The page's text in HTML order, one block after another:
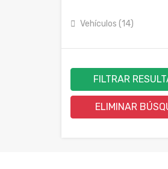
Vehículos (14)
FILTRAR
ELIMINAR